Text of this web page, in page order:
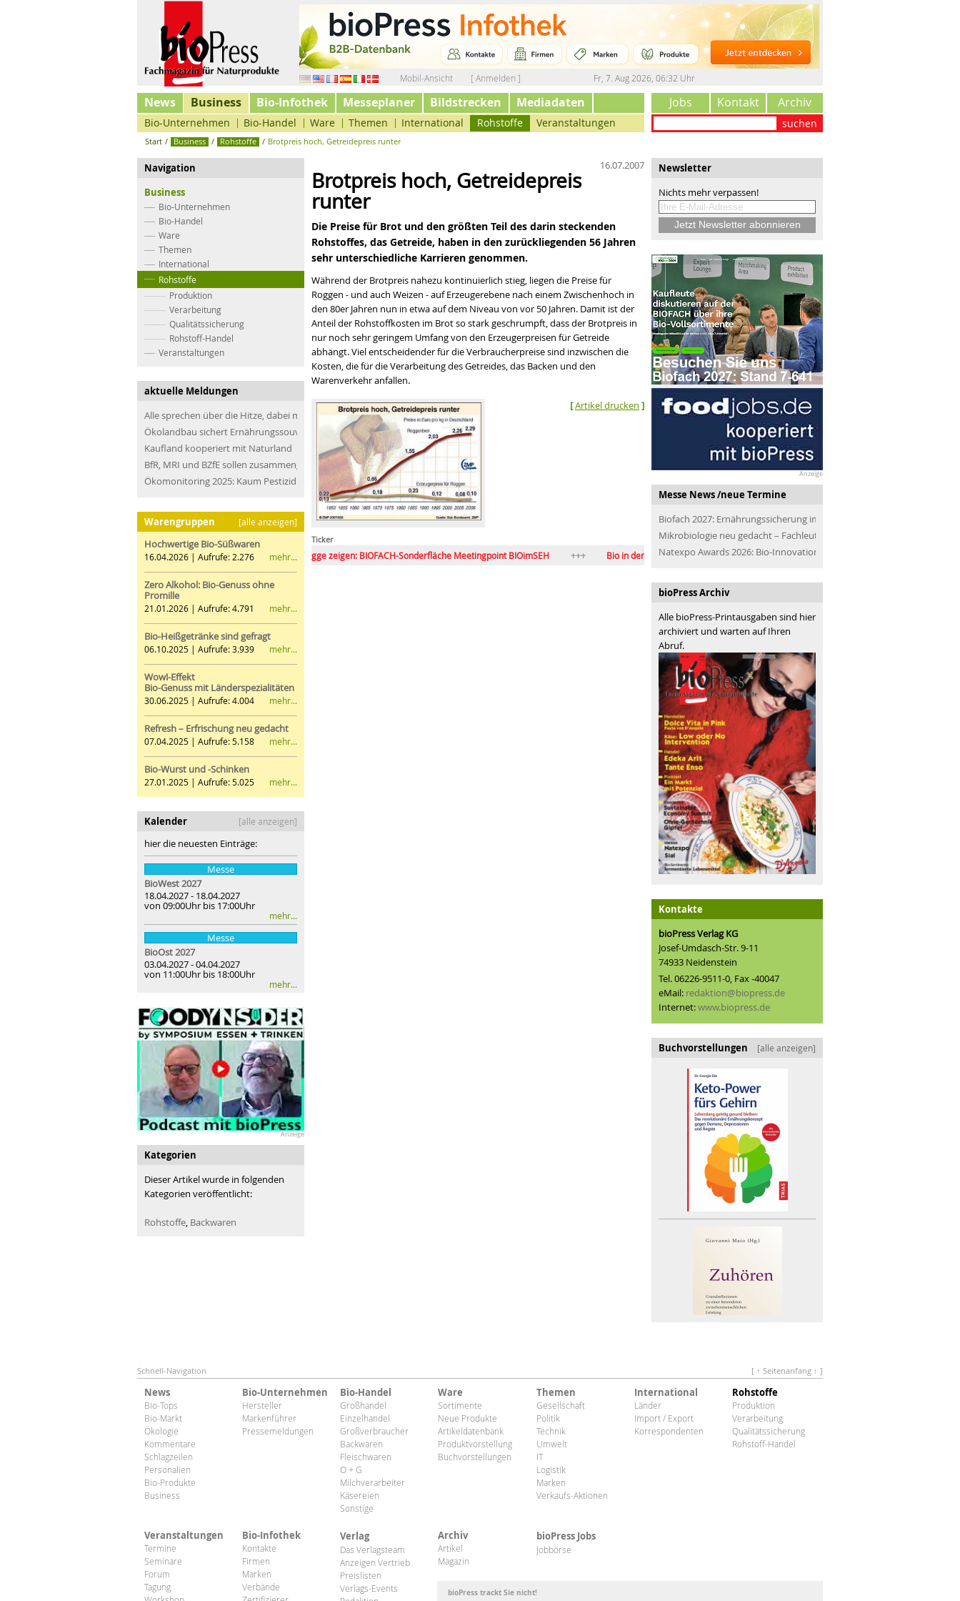
Mobil-Ansicht [ Anmelden ] Fr, 7. Aug 2026 06:32 Uhr
News Business
Bio-Unternehmen Bio-Handel Ware Themen International Rohstoffe Veranstaltungen
Bio-Infothek Messeplaner Bildstrecken Mediadaten Jobs Kontakt Archiv
suchen
Start / Business / Rohstoffe / Brotpreis hoch, Getreidepreis runter
Navigation
Business
Bio-Unternehmen
Bio-Handel
Ware
Themen
International
Rohstoffe
Produktion
Verarbeitung
Qualitätssicherung
Rohstoff-Handel
Veranstaltungen
aktuelle Meldungen
Alle sprechen über die Hitze, dabei müssen wir über die Dürre sprechen
Ökolandbau sichert Ernährungssouveränität
Kaufland kooperiert mit Naturland
BfR, MRI und BZfE sollen zusammengeführt werden
Ökomonitoring 2025: Kaum Pestizidrückstände in Bio-Lebensmitteln
Warengruppen [alle anzeigen]
Hochwertige Bio-Süßwaren
16.04.2026 | Aufrufe: 2.276 mehr...
Zero Alkohol: Bio-Genuss ohne
Promille
21.01.2026 | Aufrufe: 4.791 mehr...
Bio-Heißgetränke sind gefragt
06.10.2025 | Aufrufe: 3.939 mehr...
Wow!-Effekt
Bio-Genuss mit Länderspezialitäten
30.06.2025 | Aufrufe: 4.004 mehr...
Refresh – Erfrischung neu gedacht
07.04.2025 | Aufrufe: 5.158 mehr...
Bio-Wurst und -Schinken
27.01.2025 | Aufrufe: 5.025 mehr...
Kalender [alle anzeigen]
hier die neuesten Einträge:
Messe
BioWest 2027
18.04.2027 - 18.04.2027
von 09:00Uhr bis 17:00Uhr
mehr...
Messe
BioOst2027
03.04.2027 - 04.04.2027
von 11:00Uhr bis 18:00Uhr
mehr...
Anzeige
Kategorien
Dieser Artikel wurde in folgenden
Kategorien veröffentlicht:
Rohstoffe Backwaren
16.07.2007
Brotpreis hoch, Getreidepreis
runter
Die Preise für Brot und den größten Teil des darin steckenden
Rohstoffes, das Getreide, haben in den zurückliegenden 56 Jahren
sehr unterschiedliche Karrieren genommen.
Während der Brotpreis nahezu kontinuierlich stieg, liegen die Preise für
Roggen - und auch Weizen - auf Erzeugerebene nach einem Zwischenhoch in
den 80er Jahren nun in etwa auf dem Niveau von vor 50 Jahren. Damit ist der
Anteil der Rohstoffkosten im Brot so stark geschrumpft, dass der Brotpreis in
nur noch sehr geringem Umfang von den Erzeugerpreisen für Getreide
abhängt. Viel entscheidender für die Verbraucherpreise sind inzwischen die
Kosten, die für die Verarbeitung des Getreides, das Backen und den
Warenverkehr anfallen.
[Artikel drucken ]
Ticker
Flagge zeigen: BIOFACH-Sonderfläche Meetingpoint BIOimSEH Bio in den USA: Integrität bewahren
Biofach 2026: zwischen Vision und
Bio im Mainstream – und nun?
Newsletter
Nichts mehr verpassen!
Anzeige
Messe News /neue Termine
Biofach 2027: Ernährungssicherung im Blick
Mikrobiologie neu gedacht – Fachleute der Branche treffen
Natexpo Awards 2026: Bio-Innovationen für alle
bioPress Archiv
Alle bioPress-Printausgaben sind hier
archiviert und warten auf Ihren
Abruf.
Kontakte
bioPress Verlag KG
Josef-Umdasch-Str. 9-11
74933 Neidenstein
Tel. 06226-9511-0, Fax -40047
eMail: redaktion@biopress.de
Internet:www.biopress.de
Buchvorstellungen [alle anzeigen]
Schnell-Navigation [ ↑ Seitenanfang ↑ ]
News
Bio-Tops
Bio-Markt
Ökologie
Kommentare
Schlagzeilen
Personalien
Bio-Produkte
Business
Bio-Unternehmen
Hersteller
Markenführer
Pressemeldungen
Bio-Handel
Großhandel
Einzelhandel
Großverbraucher
Backwaren
Fleischwaren
O + G
Milchverarbeiter
Käsereien
Sonstige
Ware
Sortimente
Neue Produkte
Artikeldatenbank
Produktvorstellung
Buchvorstellungen
Themen
Gesellschaft
Politik
Technik
Umwelt
IT
Logistik
Marken
Verkaufs-Aktionen
International
Länder
Import / Export
Korrespondenten
Rohstoffe
Produktion
Verarbeitung
Qualitätssicherung
Rohstoff-Handel
Veranstaltungen
Termine
Seminare
Forum
Tagung
Bio-Infothek
Kontakte
Firmen
Marken
Verbände
Verlag
Das Verlagsteam
Anzeigen Vertrieb
Preislisten
Verlags-Events
Archiv
Artikel
Magazin
bioPress Jobs
Jobbörse
bioPress trackt Sie nicht!